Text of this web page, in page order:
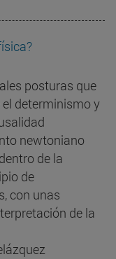
posturas que
determinismo y
newtoniano
de la
de
con unas
de la